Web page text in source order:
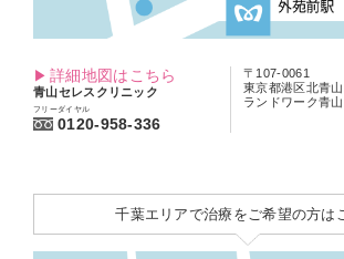
詳細地図はこちら
青山セレスクリニック
フリーダイヤル
0120-958-336
〒107-0061
東京都港区北青
ランドワーク青
千葉エリアで治療をご希望の方は